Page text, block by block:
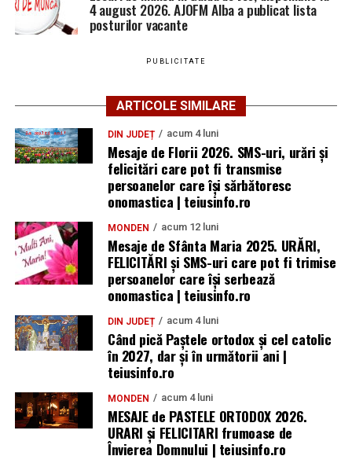
4 august 2026. AJOFM Alba a publicat lista
posturilor vacante
PUBLICITATE
ARTICOLE SIMILARE
DIN JUDEȚ acum 4 luni
Mesaje de Florii 2026. SMS-uri, urări și
felicitări care pot fi transmise
persoanelor care îşi sărbătoresc
onomastica | teiusinfo.ro
MONDEN acum 12 luni
Mesaje de Sfânta Maria 2025. URĂRI,
FELICITĂRI și SMS-uri care pot fi trimise
persoanelor care își serbează
onomastica | teiusinfo.ro
DIN JUDEȚ acum 4 luni
Când pică Paștele ortodox și cel catolic
în 2027, dar și în următorii ani |
teiusinfo.ro
MONDEN acum 4 luni
MESAJE de PASTELE ORTODOX 2026.
URARI și FELICITARI frumoase de
Învierea Domnului | teiusinfo.ro